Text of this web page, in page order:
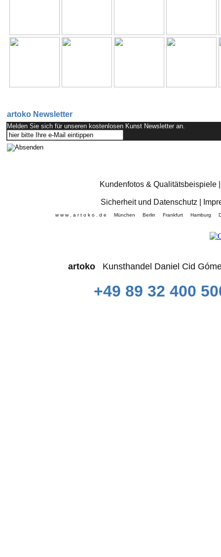
artoko Newsletter
Melden Sie sich für unseren kostenlosen Kunst Newsletter an.
Kundenfotos & Qualitätsbeispiele
Sicherheit und Datenschutz
w w w . a r t o k o . d e München Berlin Frankfurt
artokoKunsthandel Daniel Cid
+49 89 32